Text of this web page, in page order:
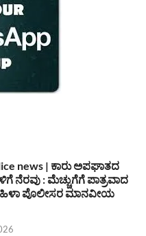
news | ಕಾರು ಅಪಘಾತದ
ನೆರವು : ಮೆಚ್ಚುಗೆಗೆ ಪಾತ್ರವಾದ
ಪೊಲೀಸರ ಮಾನವೀಯ